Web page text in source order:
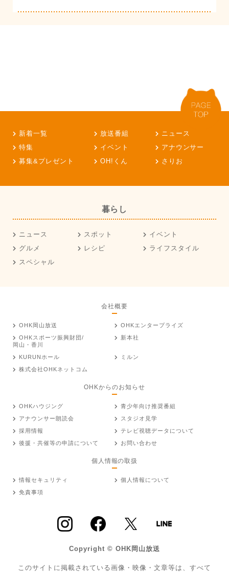
新着一覧 放送番組
ニュース
特集
イベント
アナウンサー
募集&プレゼント
OH!くん さりお
暮らし
ニュース スポット
イベント
グルメ
レシピ
ライフスタイル
スペシャル
会社概要
OHK岡山放送
OHKエンタープライズ
OHKスポーツ振興財団/
岡山・香川
新本社
KURUNホール
ミルン
株式会社OHKネットコム
OHKからのお知らせ
OHKハウジング
青少年向け推奨番組
アナウンサー朗読会
スタジオ見学
採用情報
テレビ視聴データについて
後援・共催等の申請について
お問い合わせ
個人情報の取扱
情報セキュリティ
個人情報について
免責事項
Copyright © OHK岡山放送
このサイトに掲載されている画像・映像・文章等は、すべて